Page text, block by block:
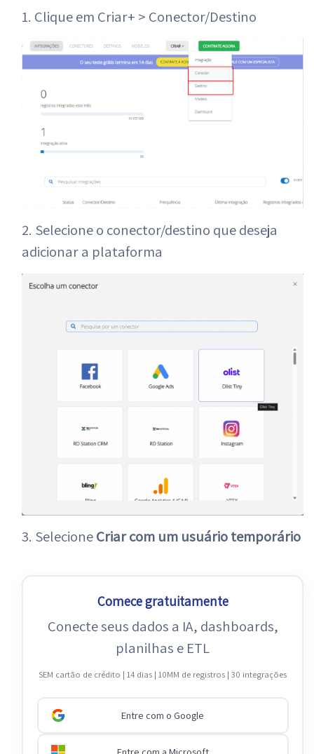
1. Clique em Criar+ > Conector/Destino
2. Selecione o conector/destino que deseja
adicionar a plataforma
3. SelecioneCriar com um usuário temporário
Comece gratuitamente
Conecte seus dados a IA, dashboards,
planilhas e ETL
SEM cartão de crédito | 14 dias | 10MM de registros | 30 integrações
Entre com o Google